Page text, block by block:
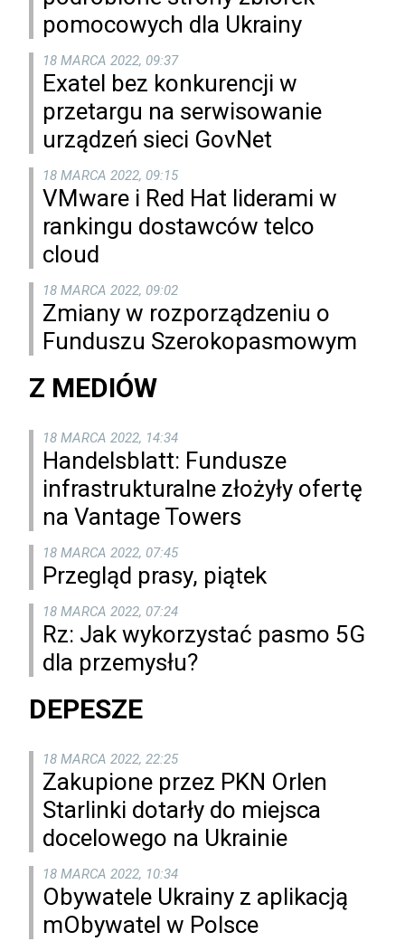
pomocowych dla Ukrainy
18 MARCA 2022, 09:37
Exatel bez konkurencji w
przetargu na serwisowanie
urządzeń sieci GovNet
18 MARCA 2022, 09:15
VMware i Red Hat liderami w
rankingu dostawców telco
cloud
18 MARCA 2022, 09:02
Zmiany w rozporządzeniu o
Funduszu Szerokopasmowym
Z MEDIÓW
18 MARCA 2022, 14:34
Handelsblatt: Fundusze
infrastrukturalne złożyły ofertę
na Vantage Towers
18 MARCA 2022, 07:45
Przegląd prasy, piątek
18 MARCA 2022, 07:24
Rz: Jak wykorzystać pasmo 5G
dla przemysłu?
DEPESZE
18 MARCA 2022, 22:25
Zakupione przez PKN Orlen
Starlinki dotarły do miejsca
docelowego na Ukrainie
18 MARCA 2022, 10:34
Obywatele Ukrainy z aplikacją
mObywatel w Polsce